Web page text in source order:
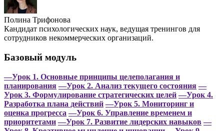
Полина Трифонова
Кандидат психологических наук, ведущая тренингов для
сотрудников некоммерческих организаций.
Базовый модуль
—Урок 1. Основные принципы целеполагания и
планирования —Урок 2. Анализ текущего состояния —
Урок 3. Формулирование стратегических целей —Урок 4.
Разработка плана действий —Урок 5. Мониторинг и
оценка прогресса —Урок 6. Управление временем и
приоритетами —Урок 7. Развитие лидерских навыков —